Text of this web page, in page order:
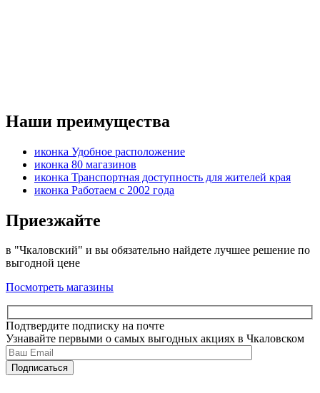
Наши преимущества
иконка Удобное расположение
иконка 80 магазинов
иконка Транспортная доступность для жителей края
иконка Работаем с 2002 года
Приезжайте
в "Чкаловский" и вы обязательно найдете лучшее решение по
выгодной цене
Посмотреть магазины
Подтвердите подписку на почте
Узнавайте первыми о самых выгодных акциях в Чкаловском